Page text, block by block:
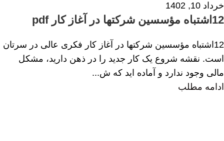
خرداد 10, 1402
12اشتباه مؤسسین شرکتها در آغاز کار pdf
12اشتباه مؤسسین شرکتها در آغاز کار فکری عالی در سرتان
است. نقشه شروع یک کار جدید را در ذهن دارید، مشکل
مالی وجود ندارد و آماده اید که ش...
ادامه مطلب